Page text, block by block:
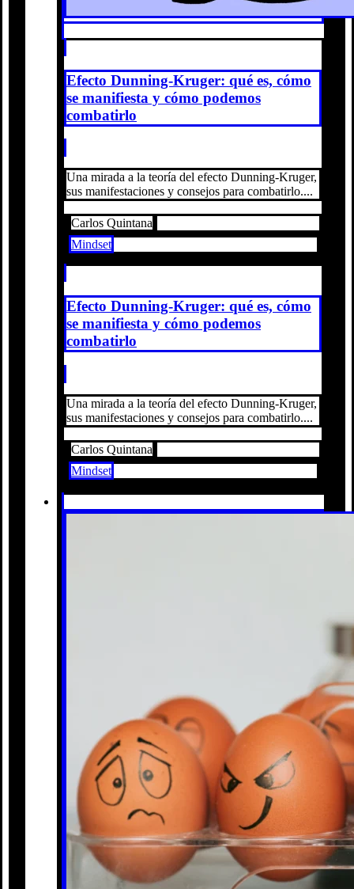
Efecto Dunning-Kruger: qué es, cómo
se manifiesta y cómo podemos
combatirlo
Una mirada a la teoría del efecto Dunning-Kruger,
sus manifestaciones y consejos para combatirlo....
Carlos Quintana
Mindset
Efecto Dunning-Kruger: qué es, cómo
se manifiesta y cómo podemos
combatirlo
Una mirada a la teoría del efecto Dunning-Kruger,
sus manifestaciones y consejos para combatirlo....
Carlos Quintana
Mindset